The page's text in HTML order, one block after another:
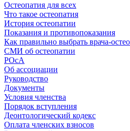
Остеопатия для всех
Что такое остеопатия
История остеопатии
Показания и противопоказания
Как правильно выбрать врача-
СМИ об остеопатии
РОсА
Об ассоциации
Руководство
Документы
Условия членства
Порядок вступления
Деонтологический кодекс
Оплата членских взносов